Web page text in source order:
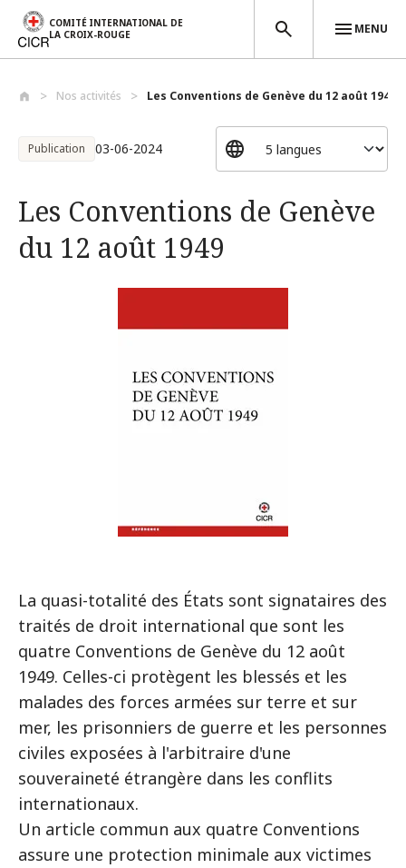
COMITÉ INTERNATIONAL DE
LA CROIX-ROUGE
MENU
Nos activités Les Conventions de Genève du 12 août 194...
Publication 03-06-2024
Les Conventions de Genève
du 12 août 1949
La quasi-totalité des États sont signataires des
traités de droit international que sont les
quatre Conventions de Genève du 12 août
1949. Celles-ci protègent les blessés et les
malades des forces armées sur terre et sur
mer, les prisonniers de guerre et les personnes
civiles exposées à l'arbitraire d'une
souveraineté étrangère dans les conflits
internationaux.
Un article commun aux quatre Conventions
assure une protection minimale aux victimes